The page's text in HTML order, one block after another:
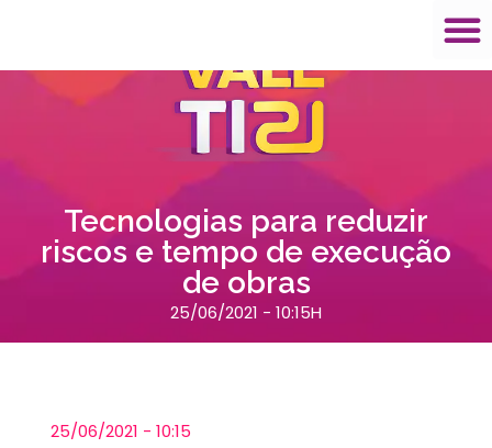
Tecnologias para reduzir
riscos e tempo de execução
de obras
25/06/2021 - 10:15H
25/06/2021 - 10:15